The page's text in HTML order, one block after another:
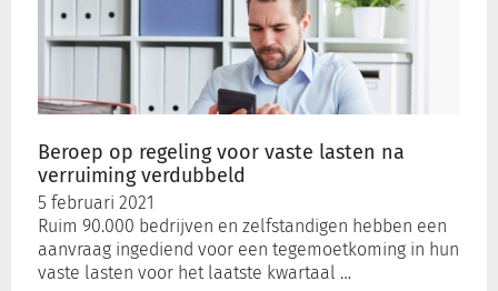
Beroep op regeling voor vaste lasten na
verruiming verdubbeld
5 februari 2021
Ruim 90.000 bedrijven en zelfstandigen hebben een
aanvraag ingediend voor een tegemoetkoming in hun
vaste lasten voor het laatste kwartaal …
vaste
verruiming
verdubbeld